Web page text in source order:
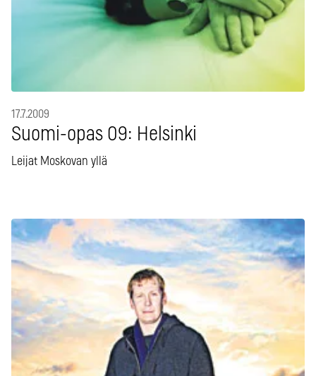
17.7.2009
Suomi-opas 09: Helsinki
Leijat Moskovan yllä